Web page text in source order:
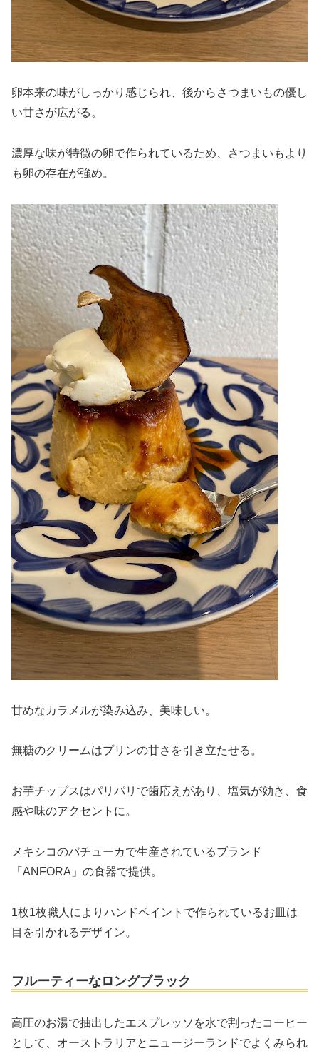
卵本来の味がしっかり感じられ、後からさつまいもの優し
い甘さが広がる。
濃厚な味が特徴の卵で作られているため、さつまいもより
も卵の存在が強め。
甘めなカラメルが染み込み、美味しい。
無糖のクリームはプリンの甘さを引き立たせる。
お芋チップスはパリパリで歯応えがあり、塩気が効き、食
感や味のアクセントに。
メキシコのバチューカで生産されているブランド
「ANFORA」の食器で提供。
1枚1枚職人によりハンドペイントで作られているお皿は
目を引かれるデザイン。
フルーティーなロングブラック
高圧のお湯で抽出したエスプレッソを水で割ったコーヒー
として、オーストラリアとニュージーランドでよくみられ